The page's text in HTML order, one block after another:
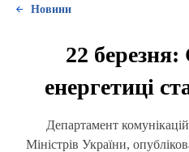
Новини
22
енергетиці
Департамент
Міністрів України,